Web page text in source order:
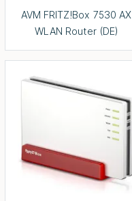
AVM FRITZ!Box 7530 AX
WLAN Router (DE)